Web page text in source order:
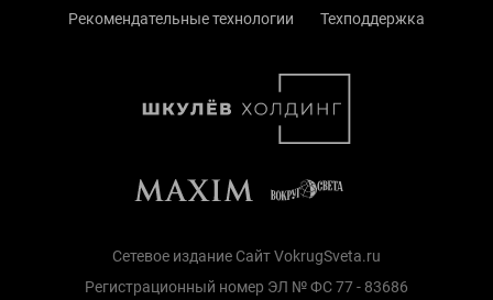
Рекомендательные технологии
Техподдержка
Сетевое издание Сайт VokrugSveta.ru
Регистрационный номер ЭЛ № ФС 77 - 83686